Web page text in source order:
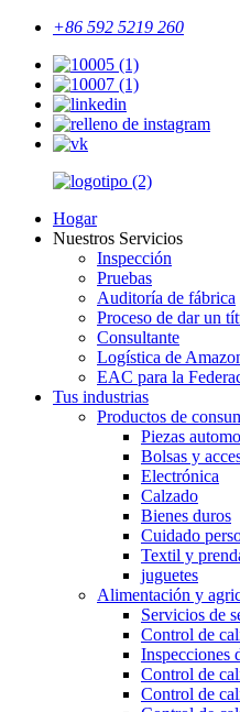
+86 592 5219 260
Hogar
Nuestros Servicios
Inspección
Pruebas
Auditoría de fábrica
Proceso de dar un
Consultante
Logística de
EAC para la
Tus industrias
Productos de
Piezas
Bolsas y
Electrónica
Calzado
Bienes duros
Cuidado
Textil y
juguetes
Alimentación y
Servicios de
Control de
Inspecciones
Control de
Control de